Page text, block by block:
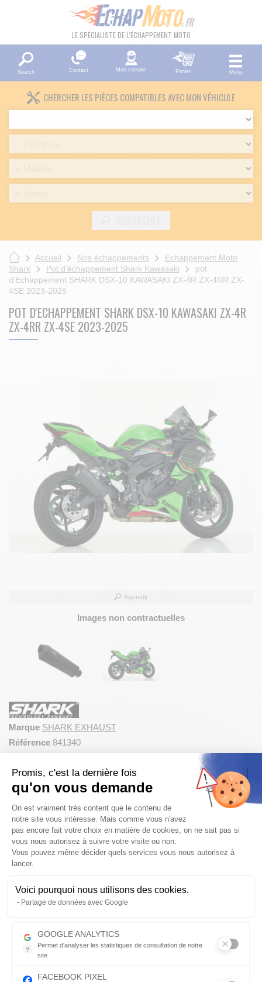
LE SPÉCIALISTE DE L'ÉCHAPPEMENT MOTO
Search Contact Mon compte Panier Menu
CHERCHER LES PIÈCES COMPATIBLES AVEC MON VÉHICULE
Accueil Nos échappements
Echappement Moto
Shark
Pot d'échappement Shark Kawasaki
pot
d'Echappement SHARK DSX-10 KAWASAKI ZX-4R ZX-4RR ZX-
4SE 2023-2025
POT D'ECHAPPEMENT SHARK DSX-10 KAWASAKI ZX-4R
ZX-4RR ZX-4SE 2023-2025
Agrandir
Images non contractuelles
Marque SHARK EXHAUST
Référence 841340
pot d’Échappement moto SHARK DSX-10 Forme pentagonale
et conique noir mat pour KAWASAKI ZX-4R ZX-4RR ZX-4SE
Plus de détails
Posez une question sur ce produit
445.69€ 469.15 € -5%
Fabriqué de 7 à 30 jours
Frais de port
OFFERTS pour l’achat de ce produit
Vérifier la compatibilité
Promis, c'est la dernière fois
qu'on vous demande
Plateforme de Gestion du
On est vraiment très content que le contenu de
notre site vous intéresse. Mais comme vous n'avez
pas encore fait votre choix en matière de cookies, on ne sait pas si
vous nous autorisez à suivre votre visite ou non.
Vous pouvez même décider quels services vous nous autorisez à
lancer.
Voici pourquoi nous utilisons des cookies.
Partage de données avec Google
?
GOOGLE ANALYTICS
Permet d'analyser les statistiques de consultation de notre
site
FACEBOOK PIXEL
Axeptio consent